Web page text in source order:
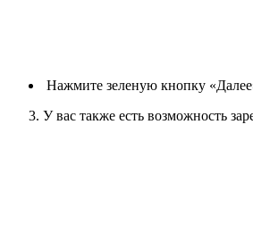
Нажмите зеленую кнопку
У вас также есть возможность